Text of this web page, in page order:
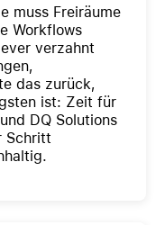
muss Freiräume
Workflows
verzahnt
das zurück,
ist: Zeit für
DQ Solutions
Schritt